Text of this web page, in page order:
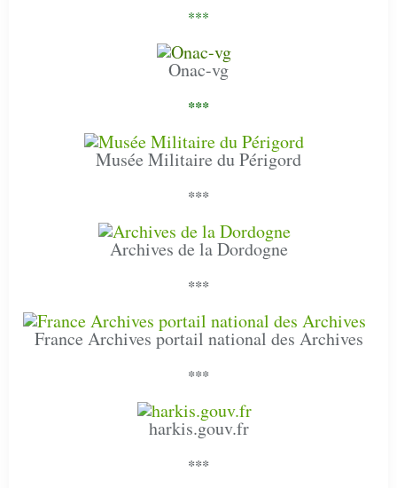
***
Onac-vg
***
Musée Militaire du Périgord
***
Archives de la Dordogne
***
France Archives portail national des Archives
***
harkis.gouv.fr
***